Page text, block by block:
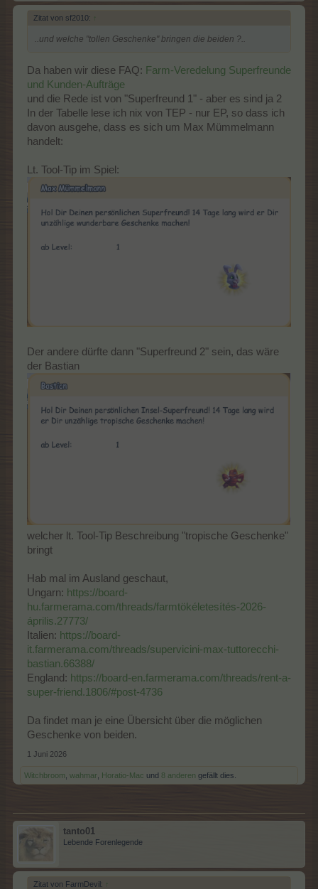
Zitat von sf2010: ↑
..und welche "tollen Geschenke" bringen die beiden ?..
Da haben wir diese FAQ: Farm-Veredelung Superfreunde
und Kunden-Aufträge
und die Rede ist von "Superfreund 1" - aber es sind ja 2
In der Tabelle lese ich nix von TEP - nur EP, so dass ich
davon ausgehe, dass es sich um Max Mümmelmann
handelt:
Lt. Tool-Tip im Spiel:
Der andere dürfte dann "Superfreund 2" sein, das wäre
der Bastian
welcher lt. Tool-Tip Beschreibung "tropische Geschenke"
bringt
Hab mal im Ausland geschaut,
Ungarn: https://board-
hu.farmerama.com/threads/farmtökéletesítés-2026-
április.27773/
Italien: https://board-
it.farmerama.com/threads/supervicini-max-tuttorecchi-
bastian.66388/
England: https://board-en.farmerama.com/threads/rent-a-
super-friend.1806/#post-4736
Da findet man je eine Übersicht über die möglichen
Geschenke von beiden.
1 Juni 2026
Witchbroom wahmar Horatio-Mac und 8 anderen gefällt dies.
tanto01
Lebende Forenlegende
Zitat von FarmDevil: ↑